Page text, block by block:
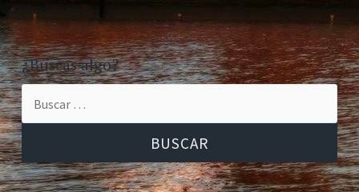
¿Buscas algo?